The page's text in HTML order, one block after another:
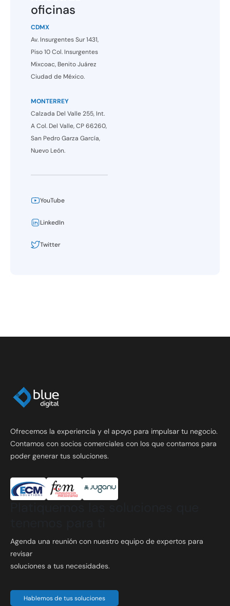
oficinas
CDMX
Av. Insurgentes Sur 1431,
Piso 10 Col. Insurgentes
Mixcoac, Benito Juárez
Ciudad de México.
MONTERREY
Calzada Del Valle 255, Int.
A Col. Del Valle, CP 66260,
San Pedro Garza García,
Nuevo León.
YouTube
LinkedIn
Twitter
Ofrecemos la experiencia y el apoyo para impulsar tu negocio.
Contamos con socios comerciales con los que contamos para
poder generar tus soluciones.
Agenda una reunión con nuestro equipo de expertos para
revisar
soluciones a tus necesidades.
Hablemos de tus soluciones